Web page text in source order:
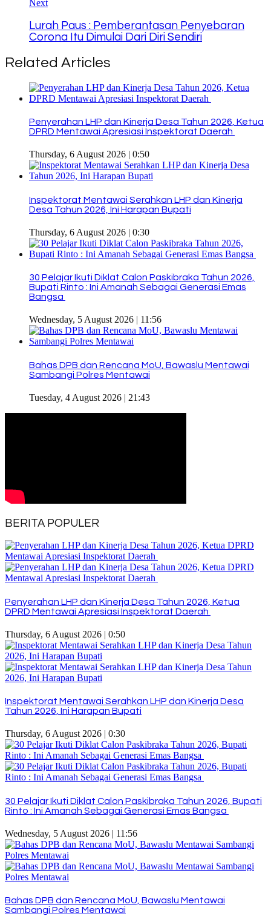
Next
Lurah Paus : Pemberantasan Penyebaran
Corona Itu Dimulai Dari Diri Sendiri
Related Articles
Penyerahan LHP dan Kinerja Desa Tahun 2026, Ketua
DPRD Mentawai Apresiasi Inspektorat Daerah
Thursday, 6 August 2026 | 0:50
Inspektorat Mentawai Serahkan LHP dan Kinerja
Desa Tahun 2026, Ini Harapan Bupati
Thursday, 6 August 2026 | 0:30
30 Pelajar Ikuti Diklat Calon Paskibraka Tahun 2026,
Bupati Rinto : Ini Amanah Sebagai Generasi Emas
Bangsa
Wednesday, 5 August 2026 | 11:56
Bahas DPB dan Rencana MoU, Bawaslu Mentawai
Sambangi Polres Mentawai
Tuesday, 4 August 2026 | 21:43
BERITA POPULER
Penyerahan LHP dan Kinerja Desa Tahun 2026, Ketua
DPRD Mentawai Apresiasi Inspektorat Daerah
Thursday, 6 August 2026 | 0:50
Inspektorat Mentawai Serahkan LHP dan Kinerja Desa
Tahun 2026, Ini Harapan Bupati
Thursday, 6 August 2026 | 0:30
30 Pelajar Ikuti Diklat Calon Paskibraka Tahun 2026, Bupati
Rinto : Ini Amanah Sebagai Generasi Emas Bangsa
Wednesday, 5 August 2026 | 11:56
Bahas DPB dan Rencana MoU, Bawaslu Mentawai
Sambangi Polres Mentawai